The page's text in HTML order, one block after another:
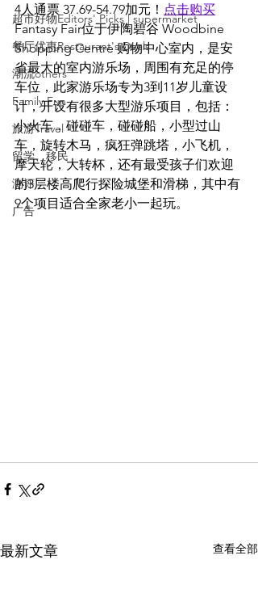
超市好物Editors' Picks | supermarket
餐厅优惠Restaurant's Deals
潮流others
Family Fun
旅游Travel
留学、移民
测评
广告
4人通票 37.69-54.79加元！ 点击购买
Fantasy Fair位于伊陶碧谷 Woodbine
Shopping Centre 购物中心室内，是安
省最大的室内游乐场，周围有充足的停
车位，此家游乐场专为3到11岁儿童设
计，开设有很多大型游乐项目，包括：
小火车，碰碰车，碰碰船，小型过山
车，旋转木马，疯狂弹跳塔，小飞机，
摩天轮，大转杯，还有最受孩子们欢迎
的3层楼高爬行探险城堡和滑梯，其中有
9个项目适合全家老小一起玩。
最新文章 查看全部